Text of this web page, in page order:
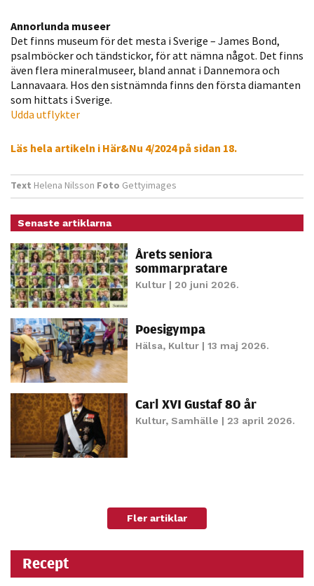
Annorlunda museer
Det finns museum för det mesta i Sverige – James Bond,
psalmböcker och tändstickor, för att nämna något. Det finns
även flera mineralmuseer, bland annat i Dannemora och
Lannavaara. Hos den sistnämnda finns den första diamanten
som hittats i Sverige.
Udda utflykter
Läs hela artikeln i Här&Nu 4/2024 på sidan 18.
Text Helena Nilsson Foto Gettyimages
Senaste artiklarna
Årets seniora
sommarpratare
Kultur| 20 juni 2026.
Poesigympa
Hälsa, Kultur| 13 maj 2026.
Carl XVI Gustaf 80 år
Kultur, Samhälle | 23 april 2026.
Fler artiklar
Recept
funktionalitet
att försvinna
från
Marknadsföring
intressen och ditt
beteende när du
surfar ökar du
chansen att få se
personligt
anpassat innehåll